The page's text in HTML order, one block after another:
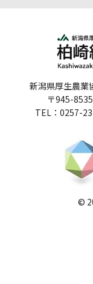
医療関係者の
病院誌
個人情報保護方
反社会的勢力
院内感染対策指
新潟県厚生農
〒945-
TEL：0257-
©